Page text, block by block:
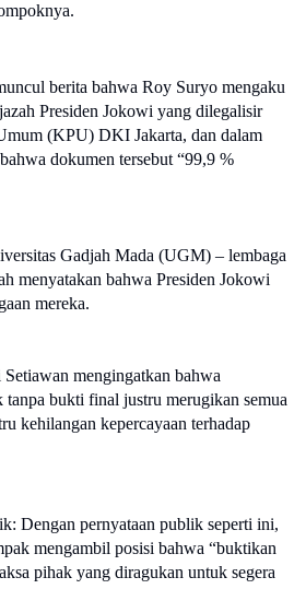
berita bahwa Roy Suryo mengaku
Presiden Jokowi yang dilegalisir
(KPU) DKI Jakarta, dan dalam
dokumen tersebut “99,9 %
Gadjah Mada (UGM) – lembaga
menyatakan bahwa Presiden Jokowi
mereka.
mengingatkan bahwa
tanpa bukti final justru merugikan semua
kehilangan kepercayaan terhadap
Dengan pernyataan publik seperti ini,
mengambil posisi bahwa “buktikan
pihak yang diragukan untuk segera